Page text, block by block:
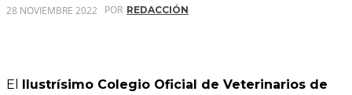
28 NOVIEMBRE 2022 POR REDACCIÓN
El Ilustrísimo Colegio Oficial de Veterinarios de